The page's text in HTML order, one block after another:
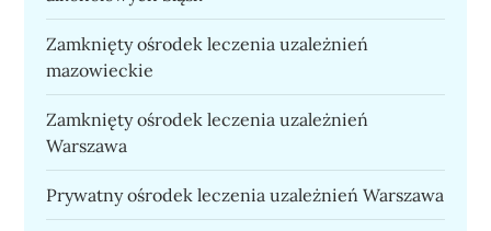
Zamknięty ośrodek leczenia uzależnień
mazowieckie
Zamknięty ośrodek leczenia uzależnień
Warszawa
Prywatny ośrodek leczenia uzależnień Warszawa